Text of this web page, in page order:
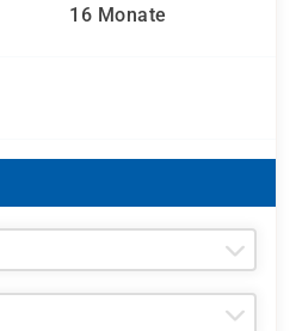
16 Monate